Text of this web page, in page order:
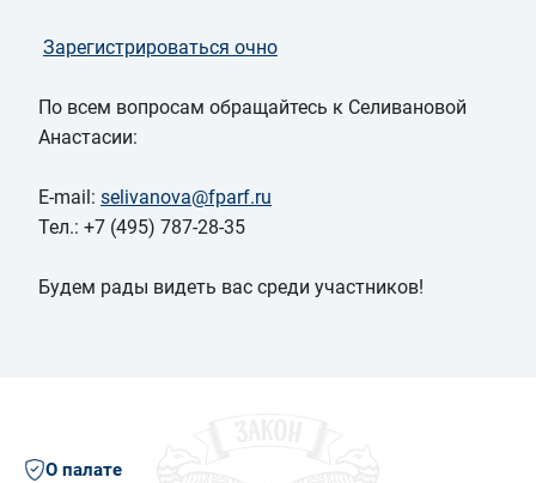
Зарегистрироваться очно
По всем вопросам обращайтесь к Селивановой
Анастасии:
E-mail: selivanova@fparf.ru
Тел.: +7 (495) 787-28-35
Будем рады видеть вас среди участников!
О палате